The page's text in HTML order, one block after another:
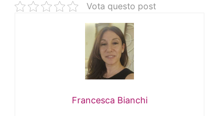
Vota questo post
Francesca Bianchi